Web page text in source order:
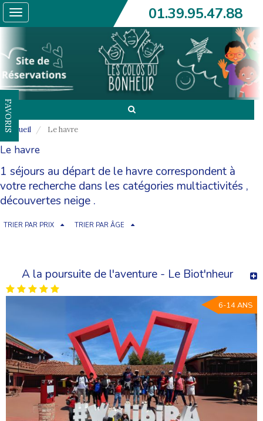
Toggle
navigation
01.39.95.47.88
FAVORIS
Accueil Le havre
Le havre
1 séjours au départ de le havre correspondent à
votre recherche dans les catégories multiactivités ,
découvertes neige .
TRIER PAR PRIX TRIER PAR ÂGE
A la poursuite de l'aventure - Le Biot'nheur
6-14 ANS